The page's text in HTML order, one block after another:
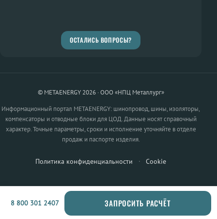
ОСТАЛИСЬ ВОПРОСЫ?
© METAENERGY 2026 · ООО «НПЦ Металлург»
Информационный портал METAENERGY: шинопровод, шины, изоляторы,
компенсаторы и отводные блоки для ЦОД. Данные носят справочный
характер. Точные параметры, сроки и исполнение уточняйте в отделе
продаж и паспорте изделия.
Политика конфиденциальности · Cookie
8 800 301 2407 ЗАПРОСИТЬ РАСЧЁТ